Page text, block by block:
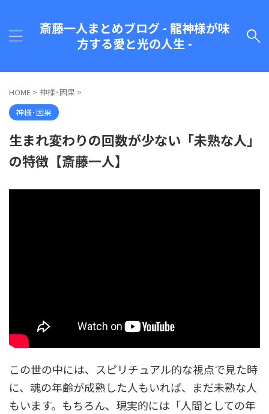
斎藤一人まとめブログ - 龍神様が味
方する愛と光の人生 -
HOME > 神様･因果 >
神様･因果
生まれ変わりの回数が少ない「未熟な人」
の特徴【斎藤一人】
この世の中には、スピリチュアル的な視点で見た時
に、魂の年齢が成熟した人もいれば、まだ未熟な人
もいます。もちろん、現実的には「人間としての年